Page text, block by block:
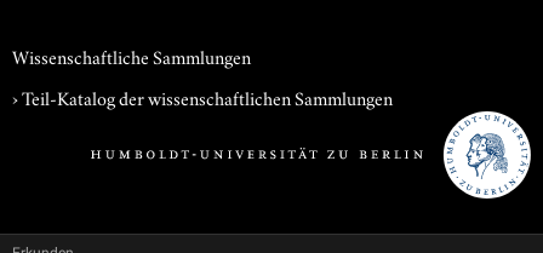
Wissenschaftliche Sammlungen
› Teil-Katalog der wissenschaftlichen Sammlungen